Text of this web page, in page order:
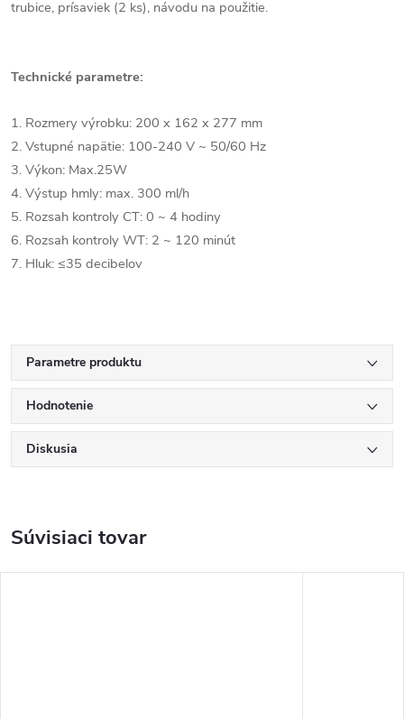
trubice, prísaviek (2 ks), návodu na použitie.
Technické parametre:
1. Rozmery výrobku: 200 x 162 x 277 mm
2. Vstupné napätie: 100-240 V ~ 50/60 Hz
3. Výkon: Max.25W
4. Výstup hmly: max. 300 ml/h
5. Rozsah kontroly CT: 0 ~ 4 hodiny
6. Rozsah kontroly WT: 2 ~ 120 minút
7. Hluk: ≤35 decibelov
Parametre produktu
Hodnotenie
Diskusia
Súvisiaci tovar